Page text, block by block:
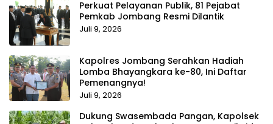
Perkuat Pelayanan Publik, 81 Pejabat
Pemkab Jombang Resmi Dilantik
Juli 9, 2026
Kapolres Jombang Serahkan Hadiah
Lomba Bhayangkara ke-80, Ini Daftar
Pemenangnya!
Juli 9, 2026
Dukung Swasembada Pangan, Kapolsek